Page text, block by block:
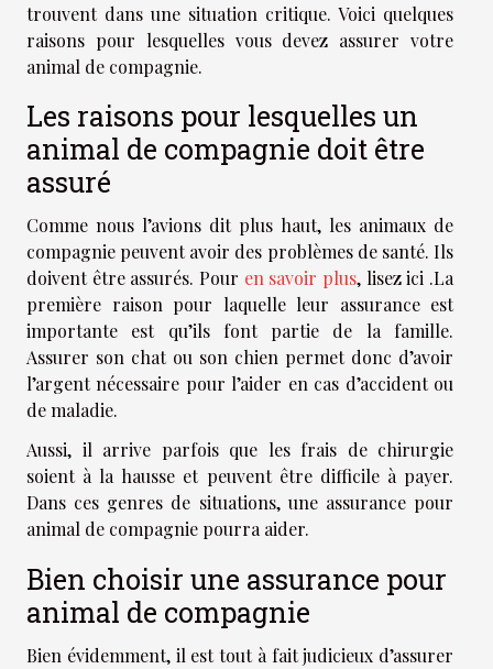
trouvent dans une situation critique. Voici quelques
raisons pour lesquelles vous devez assurer votre
animal de compagnie.
Les raisons pour lesquelles un
animal de compagnie doit être
assuré
Comme nous l’avions dit plus haut, les animaux de
compagnie peuvent avoir des problèmes de santé. Ils
doivent être assurés. Pour en savoir plus, lisez ici .La
première raison pour laquelle leur assurance est
importante est qu’ils font partie de la famille.
Assurer son chat ou son chien permet donc d’avoir
l’argent nécessaire pour l’aider en cas d’accident ou
de maladie.
Aussi, il arrive parfois que les frais de chirurgie
soient à la hausse et peuvent être difficile à payer.
Dans ces genres de situations, une assurance pour
animal de compagnie pourra aider.
Bien choisir une assurance pour
animal de compagnie
Bien évidemment, il est tout à fait judicieux d’assurer